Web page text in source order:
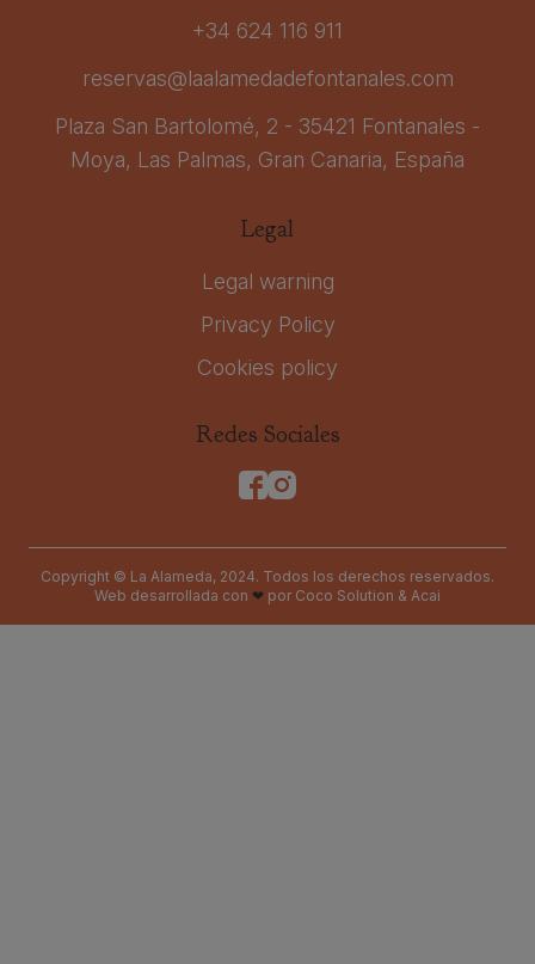
+34 624 116 911
reservas@laalamedadefontanales.com
Plaza San Bartolomé, 2 - 35421 Fontanales -
Moya, Las Palmas, Gran Canaria, España
Legal
Legal warning
Privacy Policy
Cookies policy
Redes Sociales
Copyright © La Alameda, 2024. Todos los derechos reservados.
Web desarrollada con ❤ por Coco Solution & Acai